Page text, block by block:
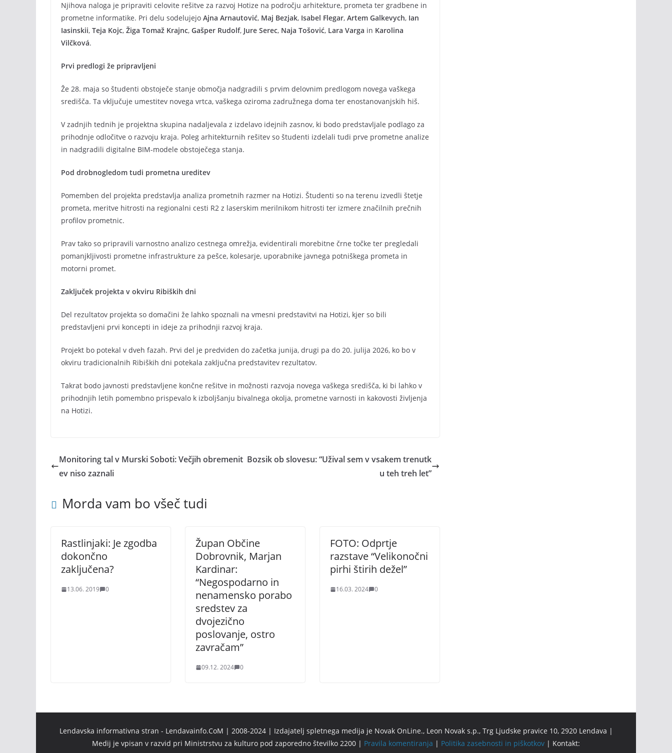
Njihova naloga je pripraviti celovite rešitve za razvoj Hotize na področju arhitekture, prometa ter gradbene in
prometne informatike. Pri delu sodelujejo Ajna Arnautović, Maj Bezjak, Isabel Flegar, Artem Galkevych, Ian
Iasinskii, Teja Kojc, Žiga Tomaž Krajnc, Gašper Rudolf, Jure Serec, Naja Tošović, Lara Varga in Karolina
Vilčková.
Prvi predlogi že pripravljeni
Že 28. maja so študenti obstoječe stanje območja nadgradili s prvim delovnim predlogom novega vaškega
središča. Ta vključuje umestitev novega vrtca, vaškega oziroma zadružnega doma ter enostanovanjskih hiš.
V zadnjih tednih je projektna skupina nadaljevala z izdelavo idejnih zasnov, ki bodo predstavljale podlago za
prihodnje odločitve o razvoju kraja. Poleg arhitekturnih rešitev so študenti izdelali tudi prve prometne analize
in nadgradili digitalne BIM-modele obstoječega stanja.
Pod drobnogledom tudi prometna ureditev
Pomemben del projekta predstavlja analiza prometnih razmer na Hotizi. Študenti so na terenu izvedli štetje
prometa, meritve hitrosti na regionalni cesti R2 z laserskim merilnikom hitrosti ter izmere značilnih prečnih
profilov prometnic.
Prav tako so pripravili varnostno analizo cestnega omrežja, evidentirali morebitne črne točke ter pregledali
pomanjkljivosti prometne infrastrukture za pešce, kolesarje, uporabnike javnega potniškega prometa in
motorni promet.
Zaključek projekta v okviru Ribiških dni
Del rezultatov projekta so domačini že lahko spoznali na vmesni predstavitvi na Hotizi, kjer so bili
predstavljeni prvi koncepti in ideje za prihodnji razvoj kraja.
Projekt bo potekal v dveh fazah. Prvi del je predviden do začetka junija, drugi pa do 20. julija 2026, ko bo v
okviru tradicionalnih Ribiških dni potekala zaključna predstavitev rezultatov.
Takrat bodo javnosti predstavljene končne rešitve in možnosti razvoja novega vaškega središča, ki bi lahko v
prihodnjih letih pomembno prispevalo k izboljšanju bivalnega okolja, prometne varnosti in kakovosti življenja
na Hotizi.
Monitoring tal v Murski Soboti: Večjih obremenit
ev niso zaznali
Bozsik ob slovesu: “Užival sem v vsakem trenutk
u teh treh let”
Morda vam bo všeč tudi
Rastlinjaki: Je zgodba
dokončno
zaključena?
13.06. 2019 0
Župan Občine
Dobrovnik, Marjan
Kardinar:
“Negospodarno in
nenamensko porabo
sredstev za
dvojezično
poslovanje, ostro
zavračam”
09.12. 2024 0
FOTO: Odprtje
razstave “Velikonočni
pirhi štirih dežel”
16.03. 2024 0
Lendavska informativna stran - Lendavainfo.CoM | 2008-2024 | Izdajatelj spletnega medija je Novak OnLine., Leon Novak s.p., Trg Ljudske pravice 10, 2920 Lendava |
Medij je vpisan v razvid pri Ministrstvu za kulturo pod zaporedno številko 2200 | Pravila komentiranja | Politika zasebnosti in piškotkov | Kontakt: